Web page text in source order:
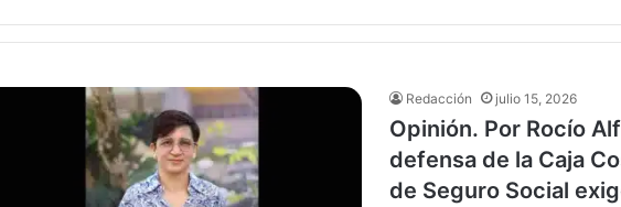
Redacción julio 15, 2026
Opinión. Por Rocío
defensa de la Caja
de Seguro Social